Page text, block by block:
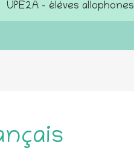
UPE2A – élèves allophones